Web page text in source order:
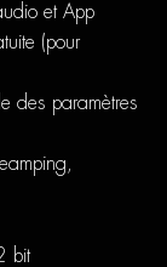
et App
(pour
des paramètres
bit